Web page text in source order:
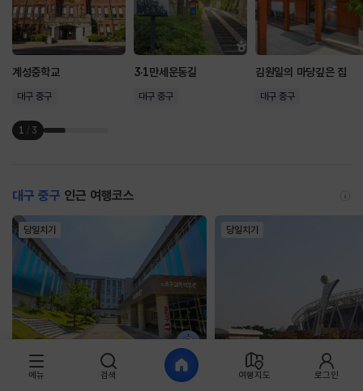
계성중학교
대구 중구
3·1만세운동길
대구 중구
김원일의 마당깊은 집
대구 중구
1 / 3
대구 중구 인근 여행코스
당일치기
대구 여행코스
당일치기
남해 나들이 일정
메뉴 검색 여행지도 로그인